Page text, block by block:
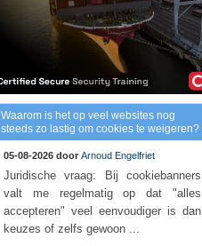
Waarom is het op veel websites nog
steeds zo lastig om cookies te weigeren?
05-08-2026 door Arnoud Engelfriet
Juridische vraag: Bij cookiebanners
valt me regelmatig op dat "alles
accepteren" veel eenvoudiger is dan
keuzes of zelfs gewoon ...